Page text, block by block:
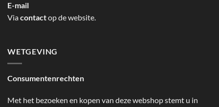
E-mail
Viacontactop de website.
WETGEVING
Consumentenrechten
Met het bezoeken en kopen van deze webshop stemt u in